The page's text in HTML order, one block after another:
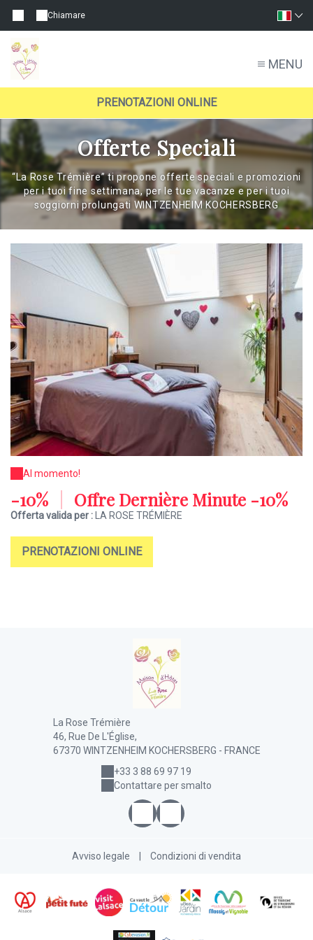
Chiamare
MENU
PRENOTAZIONI ONLINE
Offerte Speciali
“La Rose Trémière” ti propone offerte speciali e promozioni
per i tuoi fine settimana, per le tue vacanze e per i tuoi
soggiorni prolungati WINTZENHEIM KOCHERSBERG
Al momento!
-10% Offre Dernière Minute -10%
Offerta valida per : LA ROSE TRÉMIÈRE
PRENOTAZIONI ONLINE
La Rose Trémière
46, Rue De L'Église,
67370 WINTZENHEIM KOCHERSBERG - FRANCE
+33 3 88 69 97 19
Contattare per smalto
Avviso legale Condizioni di vendita